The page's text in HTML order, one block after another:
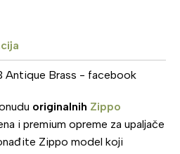
originalnih Zippo
i premium opreme za upaljače
Zippo model koji